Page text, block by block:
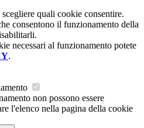
quali cookie consentire.
consentono il funzionamento della
necessari al funzionamento potete
.
non possono essere
l'elenco nella pagina della cookie